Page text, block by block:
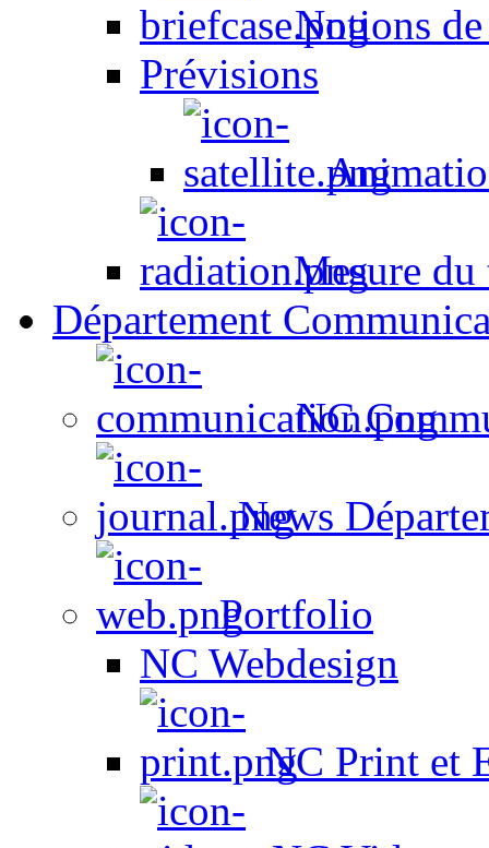
Notions
Prévisions
Mesure du
Département
NC
News
Portfolio
NC Webdesign
NC Print et